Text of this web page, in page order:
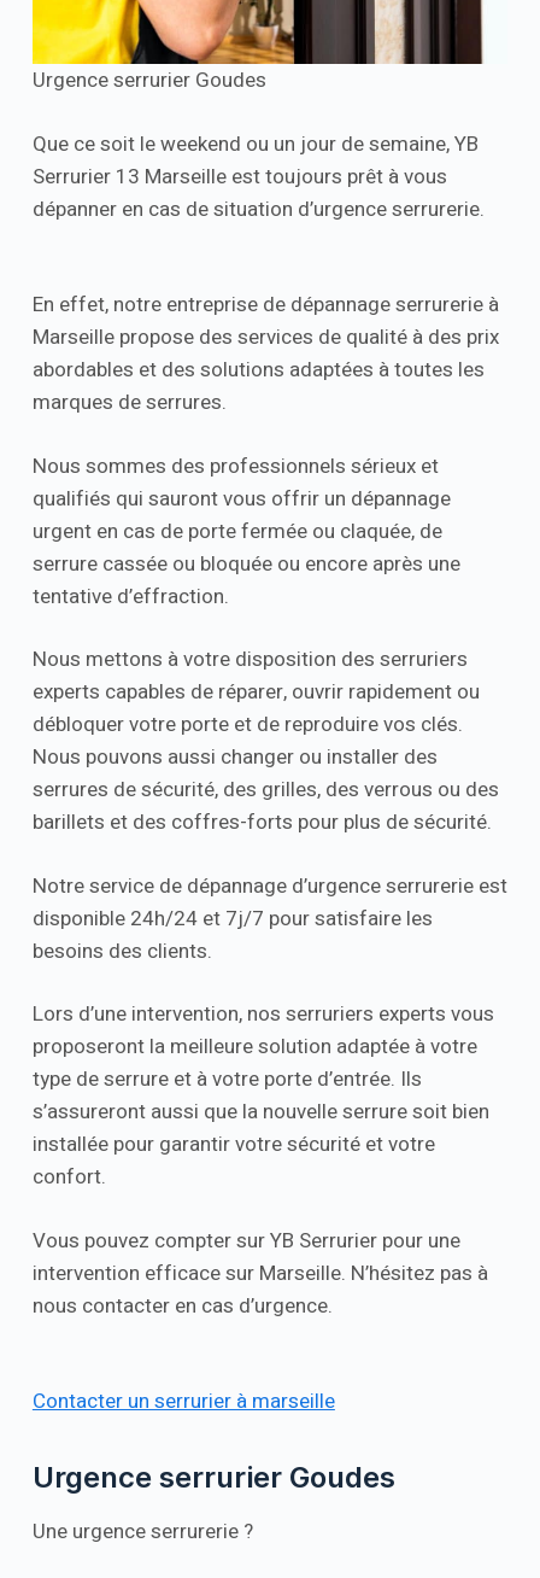
Urgence serrurier Goudes
Que ce soit le weekend ou un jour de semaine, YB
Serrurier 13 Marseille est toujours prêt à vous
dépanner en cas de situation d’urgence serrurerie.
En effet, notre entreprise de dépannage serrurerie à
Marseille propose des services de qualité à des prix
abordables et des solutions adaptées à toutes les
marques de serrures.
Nous sommes des professionnels sérieux et
qualifiés qui sauront vous offrir un dépannage
urgent en cas de porte fermée ou claquée, de
serrure cassée ou bloquée ou encore après une
tentative d’effraction.
Nous mettons à votre disposition des serruriers
experts capables de réparer, ouvrir rapidement ou
débloquer votre porte et de reproduire vos clés.
Nous pouvons aussi changer ou installer des
serrures de sécurité, des grilles, des verrous ou des
barillets et des coffres-forts pour plus de sécurité.
Notre service de dépannage d’urgence serrurerie est
disponible 24h/24 et 7j/7 pour satisfaire les
besoins des clients.
Lors d’une intervention, nos serruriers experts vous
proposeront la meilleure solution adaptée à votre
type de serrure et à votre porte d’entrée. Ils
s’assureront aussi que la nouvelle serrure soit bien
installée pour garantir votre sécurité et votre
confort.
Vous pouvez compter sur YB Serrurier pour une
intervention efficace sur Marseille. N’hésitez pas à
nous contacter en cas d’urgence.
Contacter un serrurier à marseille
Urgence serrurier Goudes
Une urgence serrurerie ?